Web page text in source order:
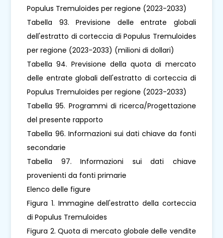
Populus Tremuloides per regione (2023-2033)
Tabella 93. Previsione delle entrate globali
dell'estratto di corteccia di Populus Tremuloides
per regione (2023-2033) (milioni di dollari)
Tabella 94. Previsione della quota di mercato
delle entrate globali dell'estratto di corteccia di
Populus Tremuloides per regione (2023-2033)
Tabella 95. Programmi di ricerca/Progettazione
del presente rapporto
Tabella 96. Informazioni sui dati chiave da fonti
secondarie
Tabella 97. Informazioni sui dati chiave
provenienti da fonti primarie
Elenco delle figure
Figura 1. Immagine dell'estratto della corteccia
di Populus Tremuloides
Figura 2. Quota di mercato globale delle vendite